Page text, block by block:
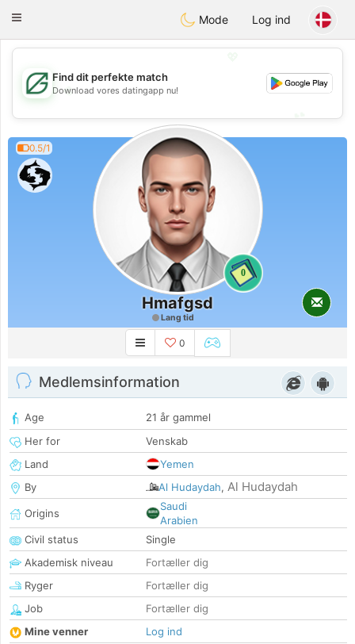
GulfDating
Toggle
Mode Log ind
💖
💕
Find dit perfekte match
Download vores datingapp nu!
0.5/1
0
Hmafgsd
Lang tid
0
Medlemsinformation
Age
21 år gammel
Her for
Venskab
Land
Yemen
By
Al Hudaydah, Al Hudaydah
Origins
Saudi
Arabien
Civil status
Single
Akademisk niveau
Fortæller dig
Ryger
Fortæller dig
Job
Fortæller dig
Mine venner
Log ind